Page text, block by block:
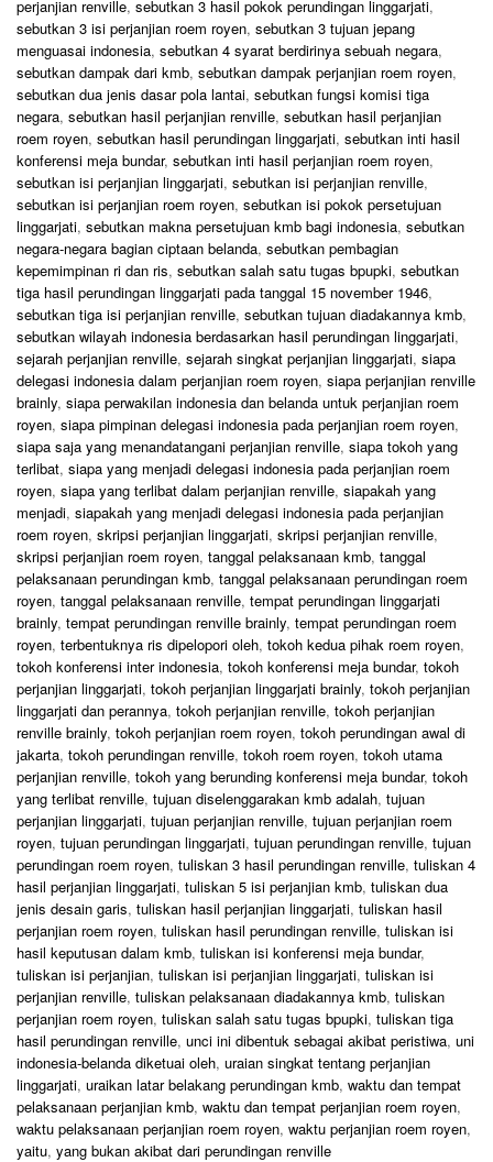
perjanjian renville, sebutkan 3 hasil pokok perundingan linggarjati,
sebutkan 3 isi perjanjian roem royen, sebutkan 3 tujuan jepang
menguasai indonesia, sebutkan 4 syarat berdirinya sebuah negara,
sebutkan dampak dari kmb, sebutkan dampak perjanjian roem royen,
sebutkan dua jenis dasar pola lantai, sebutkan fungsi komisi tiga
negara, sebutkan hasil perjanjian renville, sebutkan hasil perjanjian
roem royen, sebutkan hasil perundingan linggarjati, sebutkan inti hasil
konferensi meja bundar, sebutkan inti hasil perjanjian roem royen,
sebutkan isi perjanjian linggarjati, sebutkan isi perjanjian renville,
sebutkan isi perjanjian roem royen, sebutkan isi pokok persetujuan
linggarjati, sebutkan makna persetujuan kmb bagi indonesia, sebutkan
negara-negara bagian ciptaan belanda, sebutkan pembagian
kepemimpinan ri dan ris, sebutkan salah satu tugas bpupki, sebutkan
tiga hasil perundingan linggarjati pada tanggal 15 november 1946,
sebutkan tiga isi perjanjian renville, sebutkan tujuan diadakannya kmb,
sebutkan wilayah indonesia berdasarkan hasil perundingan linggarjati,
sejarah perjanjian renville, sejarah singkat perjanjian linggarjati, siapa
delegasi indonesia dalam perjanjian roem royen, siapa perjanjian renville
brainly, siapa perwakilan indonesia dan belanda untuk perjanjian roem
royen, siapa pimpinan delegasi indonesia pada perjanjian roem royen,
siapa saja yang menandatangani perjanjian renville, siapa tokoh yang
terlibat, siapa yang menjadi delegasi indonesia pada perjanjian roem
royen, siapa yang terlibat dalam perjanjian renville, siapakah yang
menjadi, siapakah yang menjadi delegasi indonesia pada perjanjian
roem royen, skripsi perjanjian linggarjati, skripsi perjanjian renville,
skripsi perjanjian roem royen, tanggal pelaksanaan kmb, tanggal
pelaksanaan perundingan kmb, tanggal pelaksanaan perundingan roem
royen, tanggal pelaksanaan renville, tempat perundingan linggarjati
brainly, tempat perundingan renville brainly, tempat perundingan roem
royen, terbentuknya ris dipelopori oleh, tokoh kedua pihak roem royen,
tokoh konferensi inter indonesia, tokoh konferensi meja bundar, tokoh
perjanjian linggarjati, tokoh perjanjian linggarjati brainly, tokoh perjanjian
linggarjati dan perannya, tokoh perjanjian renville, tokoh perjanjian
renville brainly, tokoh perjanjian roem royen, tokoh perundingan awal di
jakarta, tokoh perundingan renville, tokoh roem royen, tokoh utama
perjanjian renville, tokoh yang berunding konferensi meja bundar, tokoh
yang terlibat renville, tujuan diselenggarakan kmb adalah, tujuan
perjanjian linggarjati, tujuan perjanjian renville, tujuan perjanjian roem
royen, tujuan perundingan linggarjati, tujuan perundingan renville, tujuan
perundingan roem royen, tuliskan 3 hasil perundingan renville, tuliskan 4
hasil perjanjian linggarjati, tuliskan 5 isi perjanjian kmb, tuliskan dua
jenis desain garis, tuliskan hasil perjanjian linggarjati, tuliskan hasil
perjanjian roem royen, tuliskan hasil perundingan renville, tuliskan isi
hasil keputusan dalam kmb, tuliskan isi konferensi meja bundar,
tuliskan isi perjanjian, tuliskan isi perjanjian linggarjati, tuliskan isi
perjanjian renville, tuliskan pelaksanaan diadakannya kmb, tuliskan
perjanjian roem royen, tuliskan salah satu tugas bpupki, tuliskan tiga
hasil perundingan renville, unci ini dibentuk sebagai akibat peristiwa, uni
indonesia-belanda diketuai oleh, uraian singkat tentang perjanjian
linggarjati, uraikan latar belakang perundingan kmb, waktu dan tempat
pelaksanaan perjanjian kmb, waktu dan tempat perjanjian roem royen,
waktu pelaksanaan perjanjian roem royen, waktu perjanjian roem royen,
yaitu, yang bukan akibat dari perundingan renville